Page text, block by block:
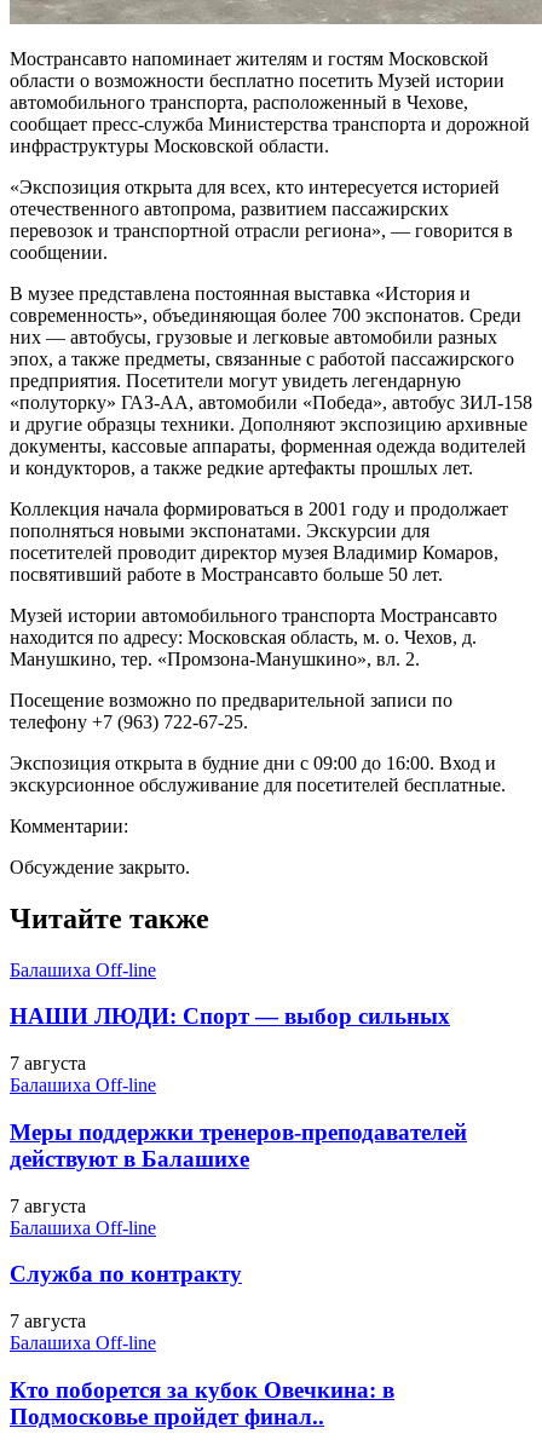
Мострансавто напоминает жителям и гостям Московской
области о возможности бесплатно посетить Музей истории
автомобильного транспорта, расположенный в Чехове,
сообщает пресс-служба Министерства транспорта и дорожной
инфраструктуры Московской области.
«Экспозиция открыта для всех, кто интересуется историей
отечественного автопрома, развитием пассажирских
перевозок и транспортной отрасли региона», — говорится в
сообщении.
В музее представлена постоянная выставка «История и
современность», объединяющая более 700 экспонатов. Среди
них — автобусы, грузовые и легковые автомобили разных
эпох, а также предметы, связанные с работой пассажирского
предприятия. Посетители могут увидеть легендарную
«полуторку» ГАЗ-АА, автомобили «Победа», автобус ЗИЛ-158
и другие образцы техники. Дополняют экспозицию архивные
документы, кассовые аппараты, форменная одежда водителей
и кондукторов, а также редкие артефакты прошлых лет.
Коллекция начала формироваться в 2001 году и продолжает
пополняться новыми экспонатами. Экскурсии для
посетителей проводит директор музея Владимир Комаров,
посвятивший работе в Мострансавто больше 50 лет.
Музей истории автомобильного транспорта Мострансавто
находится по адресу: Московская область, м. о. Чехов, д.
Манушкино, тер. «Промзона-Манушкино», вл. 2.
Посещение возможно по предварительной записи по
телефону +7 (963) 722-67-25.
Экспозиция открыта в будние дни с 09:00 до 16:00. Вход и
экскурсионное обслуживание для посетителей бесплатные.
Комментарии:
Обсуждение закрыто.
Читайте также
Балашиха Off-line
НАШИ ЛЮДИ: Спорт — выбор сильных
7 августа
Балашиха Off-line
Меры поддержки тренеров-преподавателей
действуют в Балашихе
7 августа
Балашиха Off-line
Служба по контракту
7 августа
Балашиха Off-line
Кто поборется за кубок Овечкина: в
Подмосковье пройдет финал..